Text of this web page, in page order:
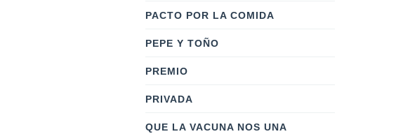
PACTO POR LA COMIDA
PEPE Y TOÑO
PREMIO
PRIVADA
QUE LA VACUNA NOS UNA